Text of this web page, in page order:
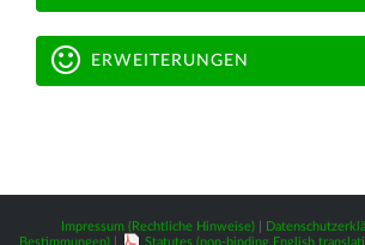
ERWEITERUNGEN
Impressum (Rechtliche Hinweise)|
Bestimmungen)
Statutes (non-binding English